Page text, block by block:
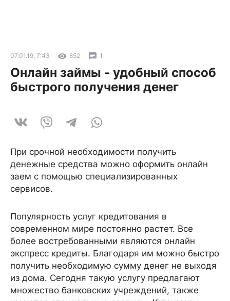
07.01.19, 7:43 852 1
Онлайн займы - удобный способ
быстрого получения денег
При срочной необходимости получить
денежные средства можно оформить онлайн
заем с помощью специализированных
сервисов.
Популярность услуг кредитования в
современном мире постоянно растет. Все
более востребованными являются онлайн
экспресс кредиты. Благодаря им можно быстро
получить необходимую сумму денег не выходя
из дома. Сегодня такую услугу предлагают
множество банковских учреждений, также